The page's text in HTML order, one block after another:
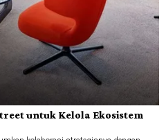
untuk Kelola Ekosistem